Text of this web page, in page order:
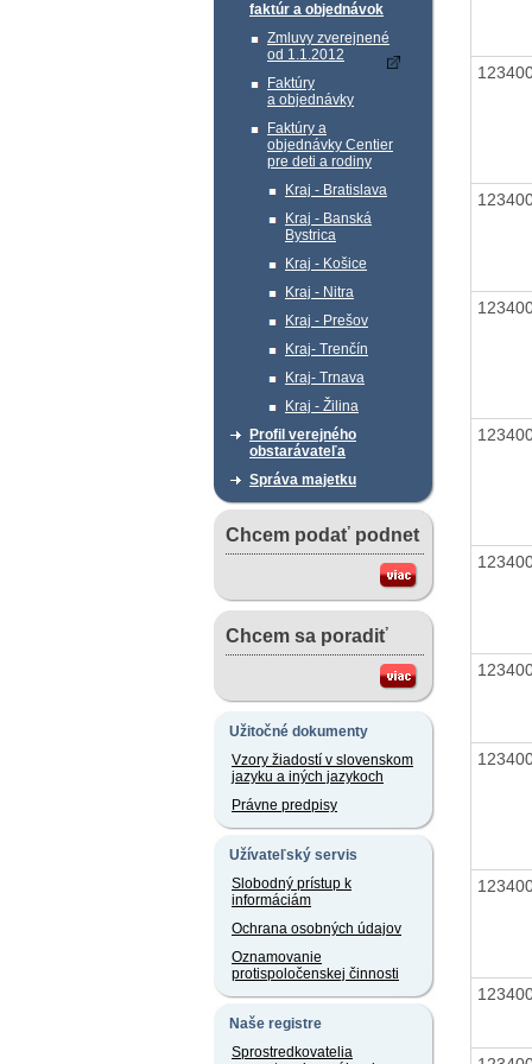
faktúr a objednávok
Zmluvy zverejnené
od 1.1.2012
Faktúry
a objednávky
Faktúry a
objednávky Centier
pre deti a rodiny
Kraj - Bratislava
Kraj - Banská
Bystrica
Kraj - Košice
Kraj - Nitra
Kraj - Prešov
Kraj- Trenčín
Kraj- Trnava
Kraj - Žilina
Profil verejného
obstarávateľa
Správa majetku
Chcem podať podnet
Chcem sa poradiť
Užitočné dokumenty
Vzory žiadostí v slovenskom
jazyku a iných jazykoch
Právne predpisy
Užívateľský servis
Slobodný prístup k
informáciám
Ochrana osobných údajov
Oznamovanie
protispoločenskej činnosti
Naše registre
Sprostredkovatelia